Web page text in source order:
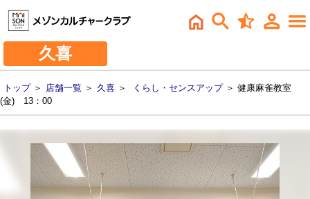
久喜
トップ＞ 店舗一覧 ＞ 久喜 ＞ くらし・センスアップ＞ 健康麻雀教室
(金) 13：00